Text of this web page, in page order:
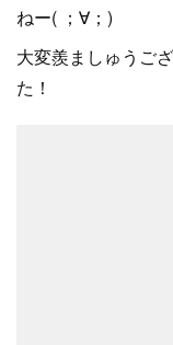
ねー( ；∀；)
大変羨ましゅうご
た！